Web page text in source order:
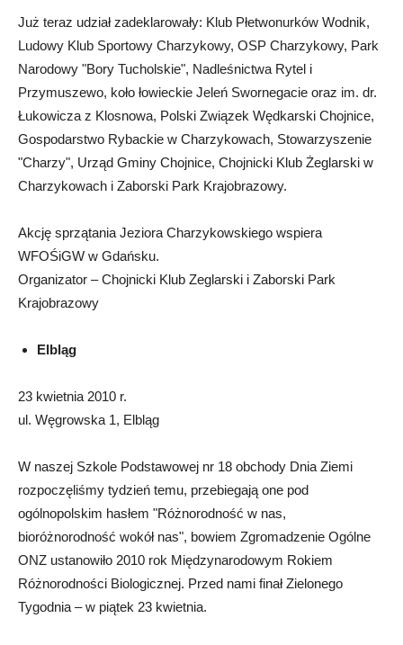
Już teraz udział zadeklarowały: Klub Płetwonurków Wodnik,
Ludowy Klub Sportowy Charzykowy, OSP Charzykowy, Park
Narodowy "Bory Tucholskie", Nadleśnictwa Rytel i
Przymuszewo, koło łowieckie Jeleń Swornegacie oraz im. dr.
Łukowicza z Klosnowa, Polski Związek Wędkarski Chojnice,
Gospodarstwo Rybackie w Charzykowach, Stowarzyszenie
"Charzy", Urząd Gminy Chojnice, Chojnicki Klub Żeglarski w
Charzykowach i Zaborski Park Krajobrazowy.
Akcję sprzątania Jeziora Charzykowskiego wspiera
WFOŚiGW w Gdańsku.
Organizator – Chojnicki Klub Zeglarski i Zaborski Park
Krajobrazowy
Elbląg
23 kwietnia 2010 r.
ul. Węgrowska 1, Elbląg
W naszej Szkole Podstawowej nr 18 obchody Dnia Ziemi
rozpoczęliśmy tydzień temu, przebiegają one pod
ogólnopolskim hasłem "Różnorodność w nas,
bioróżnorodność wokół nas", bowiem Zgromadzenie Ogólne
ONZ ustanowiło 2010 rok Międzynarodowym Rokiem
Różnorodności Biologicznej. Przed nami finał Zielonego
Tygodnia – w piątek 23 kwietnia.